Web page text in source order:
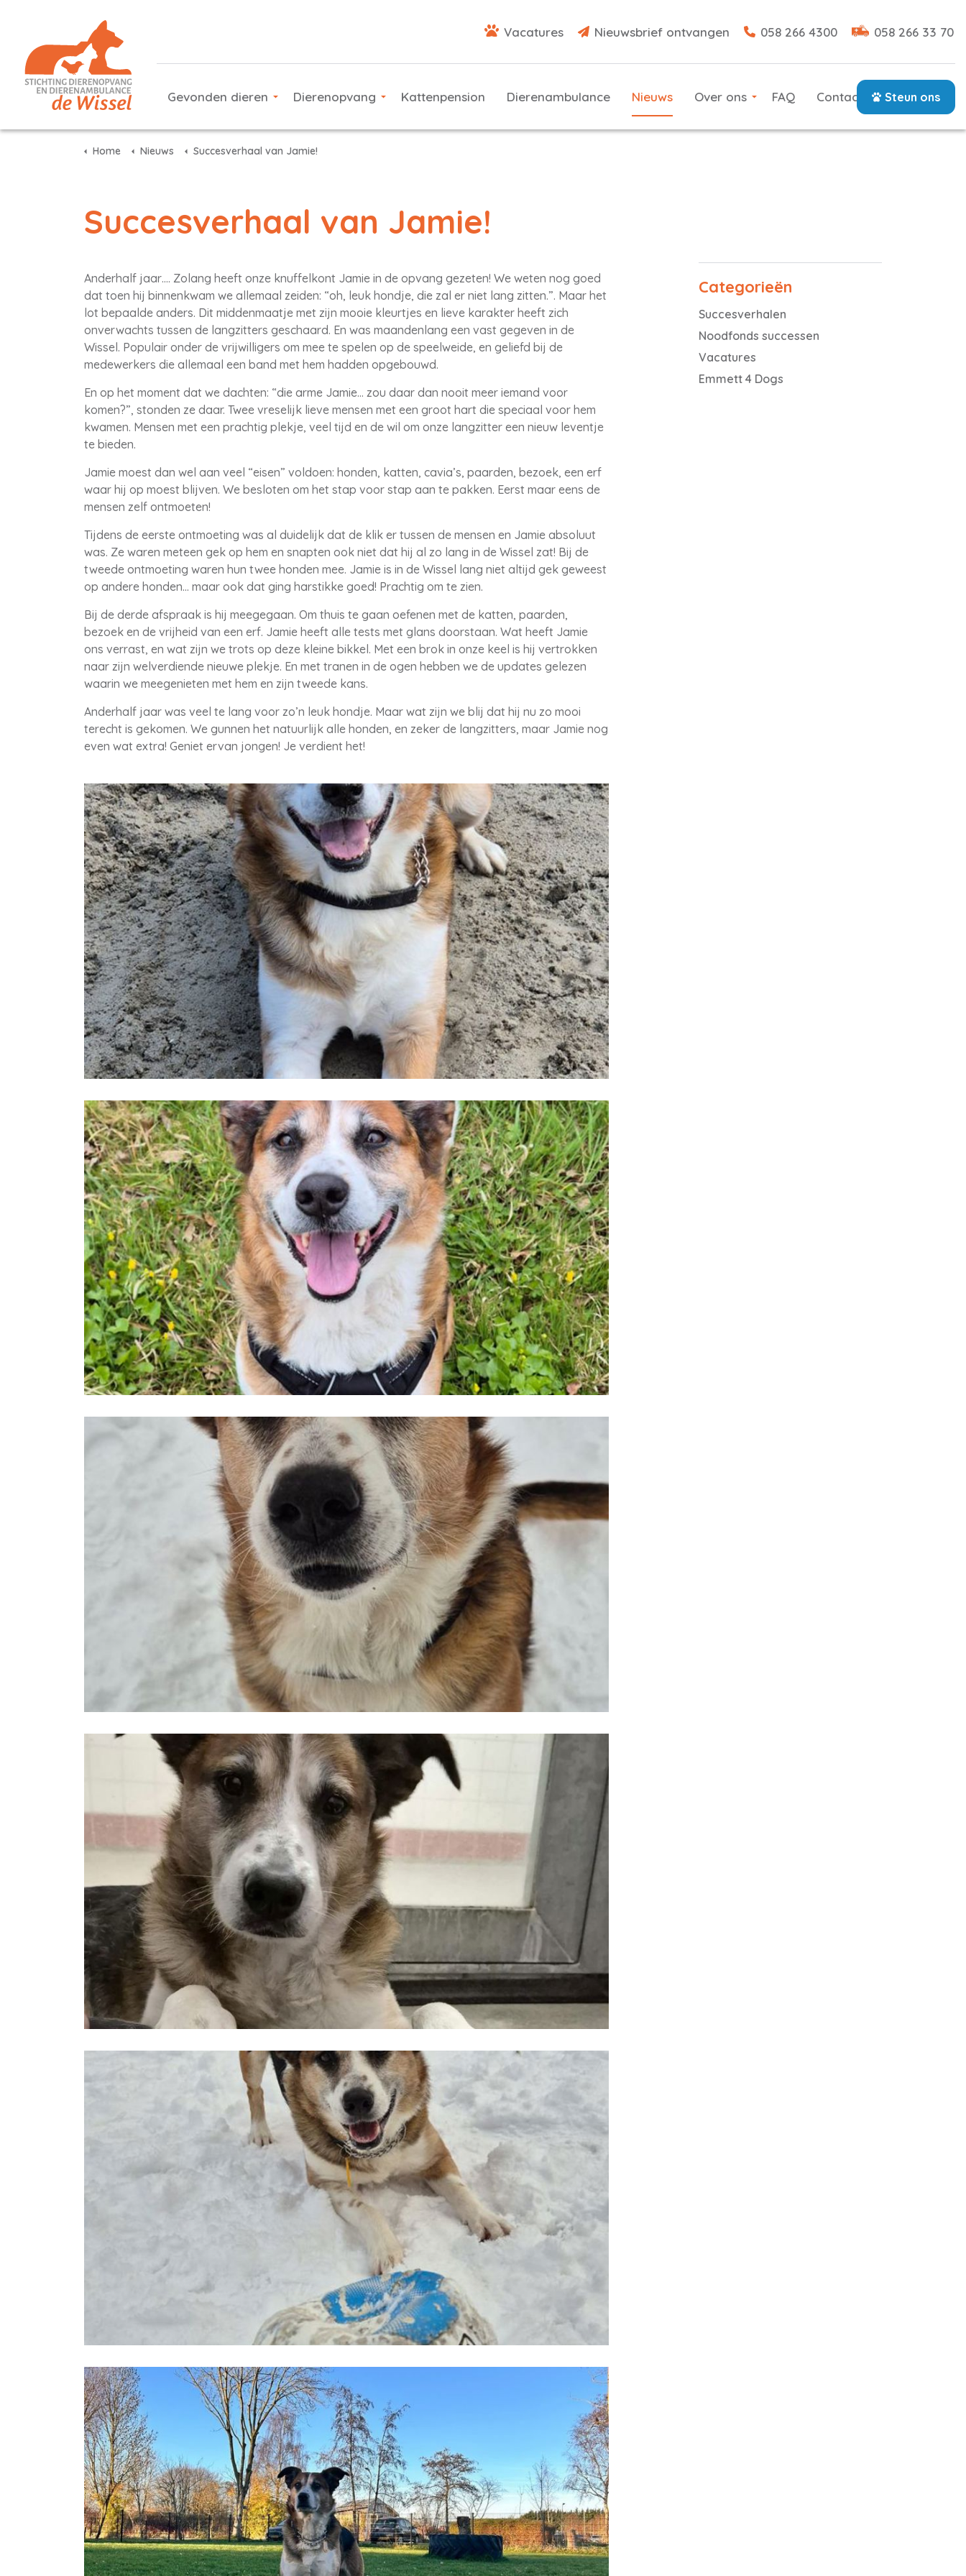
Gevonden dieren Dierenopvang Kattenpension Dierenambulance Nieuws Over ons FAQ Contact
Vacatures Nieuwsbrief ontvangen 058 266 4300 058 266 33 70
Steun ons
Home Nieuws Succesverhaal van Jamie!
Succesverhaal van Jamie!
Anderhalf jaar…. Zolang heeft onze knuffelkont Jamie in de opvang gezeten! We weten nog goed
dat toen hij binnenkwam we allemaal zeiden: “oh, leuk hondje, die zal er niet lang zitten.”. Maar het
lot bepaalde anders. Dit middenmaatje met zijn mooie kleurtjes en lieve karakter heeft zich
onverwachts tussen de langzitters geschaard. En was maandenlang een vast gegeven in de
Wissel. Populair onder de vrijwilligers om mee te spelen op de speelweide, en geliefd bij de
medewerkers die allemaal een band met hem hadden opgebouwd.
En op het moment dat we dachten: “die arme Jamie… zou daar dan nooit meer iemand voor
komen?”, stonden ze daar. Twee vreselijk lieve mensen met een groot hart die speciaal voor hem
kwamen. Mensen met een prachtig plekje, veel tijd en de wil om onze langzitter een nieuw leventje
te bieden.
Jamie moest dan wel aan veel “eisen” voldoen: honden, katten, cavia’s, paarden, bezoek, een erf
waar hij op moest blijven. We besloten om het stap voor stap aan te pakken. Eerst maar eens de
mensen zelf ontmoeten!
Tijdens de eerste ontmoeting was al duidelijk dat de klik er tussen de mensen en Jamie absoluut
was. Ze waren meteen gek op hem en snapten ook niet dat hij al zo lang in de Wissel zat! Bij de
tweede ontmoeting waren hun twee honden mee. Jamie is in de Wissel lang niet altijd gek geweest
op andere honden… maar ook dat ging harstikke goed! Prachtig om te zien.
Bij de derde afspraak is hij meegegaan. Om thuis te gaan oefenen met de katten, paarden,
bezoek en de vrijheid van een erf. Jamie heeft alle tests met glans doorstaan. Wat heeft Jamie
ons verrast, en wat zijn we trots op deze kleine bikkel. Met een brok in onze keel is hij vertrokken
naar zijn welverdiende nieuwe plekje. En met tranen in de ogen hebben we de updates gelezen
waarin we meegenieten met hem en zijn tweede kans.
Anderhalf jaar was veel te lang voor zo’n leuk hondje. Maar wat zijn we blij dat hij nu zo mooi
terecht is gekomen. We gunnen het natuurlijk alle honden, en zeker de langzitters, maar Jamie nog
even wat extra! Geniet ervan jongen! Je verdient het!
Categorieën
Succesverhalen
Noodfonds successen
Vacatures
Emmett 4 Dogs